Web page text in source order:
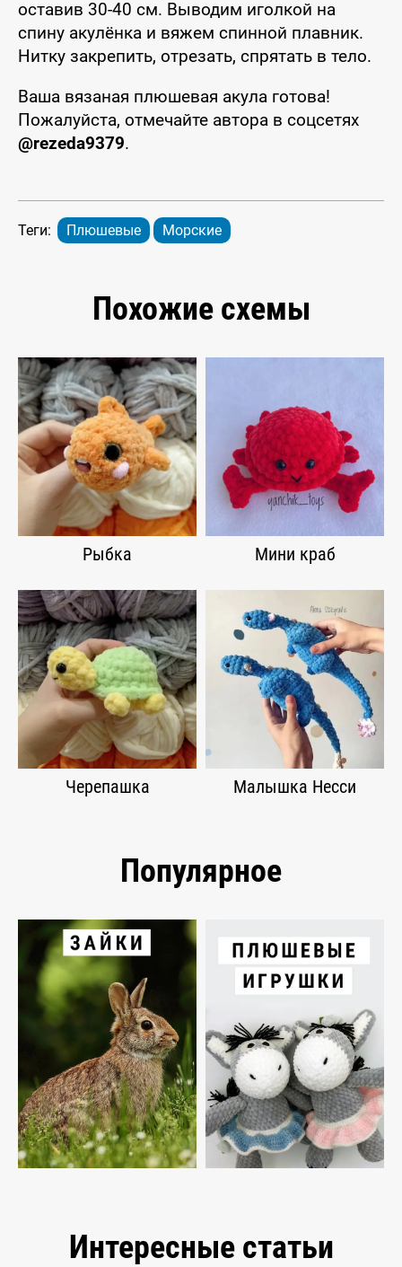
оставив 30-40 см. Выводим иголкой на
спину акулёнка и вяжем спинной плавник.
Нитку закрепить, отрезать, спрятать в тело.
Ваша вязаная плюшевая акула готова!
Пожалуйста, отмечайте автора в соцсетях
@rezeda9379.
Теги: Плюшевые Морские
Похожие схемы
Рыбка Мини краб
Черепашка Малышка Несси
Популярное
Интересные статьи